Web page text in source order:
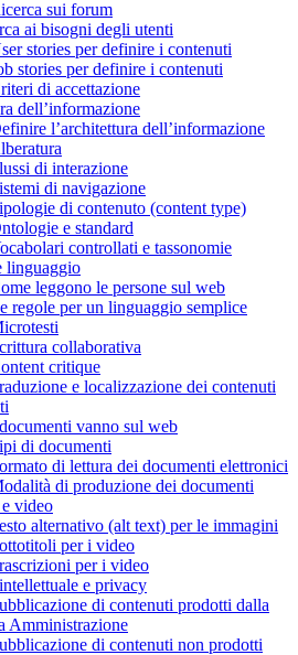
sui forum
ai bisogni degli utenti
stories per definire i contenuti
stories per definire i contenuti
di accettazione
dell’informazione
l’architettura dell’informazione
di interazione
di navigazione
di contenuto (content type)
e standard
controllati e tassonomie
linguaggio
leggono le persone sul web
regole per un linguaggio semplice
collaborativa
critique
e localizzazione dei contenuti
vanno sul web
di documenti
di lettura dei documenti elettronici
di produzione dei documenti
video
alternativo (alt text) per le immagini
per i video
per i video
e privacy
di contenuti prodotti dalla
Amministrazione
di contenuti non prodotti